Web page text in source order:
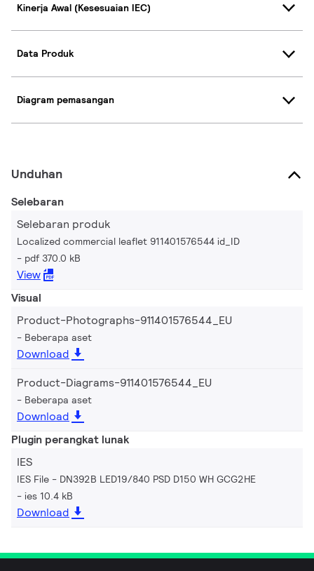
Kinerja Awal (Kesesuaian IEC)
Data Produk
Diagram pemasangan
Unduhan
Selebaran
Selebaran produk
Localized commercial leaflet 911401576544 id_ID
pdf 370.0 kB
View
Visual
Product-Photographs-911401576544_EU
Beberapa aset
Download
Product-Diagrams-911401576544_EU
Beberapa aset
Download
Plugin perangkat lunak
IES
IES File - DN392B LED19/840 PSD D150 WH GCG2HE
ies 10.4 kB
Download